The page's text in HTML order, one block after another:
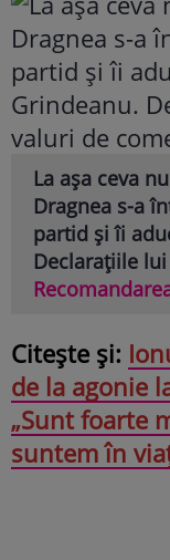
La așa ceva
Dragnea s-a
partid și îi
Declarațiile
Citește și:
de la agonie
„Sunt foarte
suntem în